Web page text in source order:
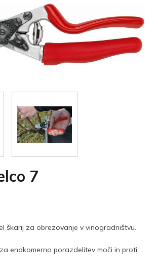
7
škarij za obrezovanje v vinogradništvu.
enakomerno porazdelitev moči in proti